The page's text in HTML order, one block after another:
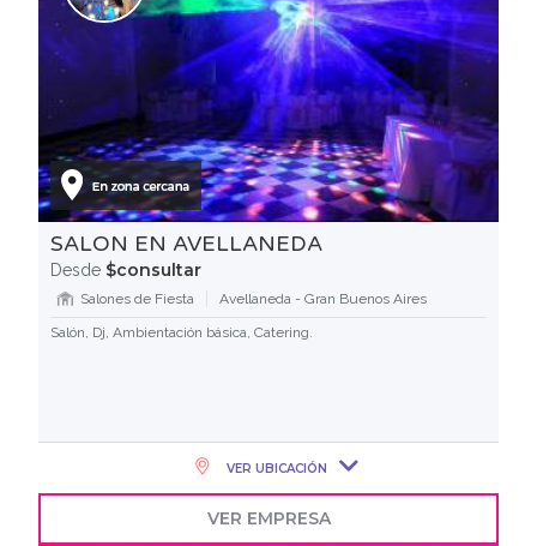
SALON EN AVELLANEDA
Desde $consultar
Salones de Fiesta
Avellaneda - Gran Buenos Aires
Salón, Dj, Ambientación básica, Catering.
VER UBICACIÓN
VER EMPRESA